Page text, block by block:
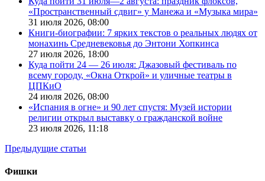
«Пространственный сдвиг» у Манежа и «Музыка мира»
31 июля 2026, 08:00
Книги-биографии: 7 ярких текстов о реальных людях от
монахинь Средневековья до Энтони Хопкинса
27 июля 2026, 18:00
Куда пойти 24 — 26 июля: Джазовый фестиваль по
всему городу, «Окна Открой» и уличные театры в
ЦПКиО
24 июля 2026, 08:00
«Испания в огне» и 90 лет спустя: Музей истории
религии открыл выставку о гражданской войне
23 июля 2026, 11:18
Предыдущие статьи
Фишки